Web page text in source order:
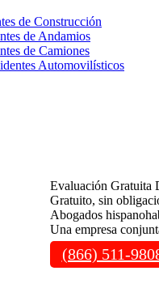
de Construcción
de Andamios
de Camiones
Automovilísticos
Evaluación Gratuita
Gratuito, sin
Abogados
Una empresa
(866) 511-